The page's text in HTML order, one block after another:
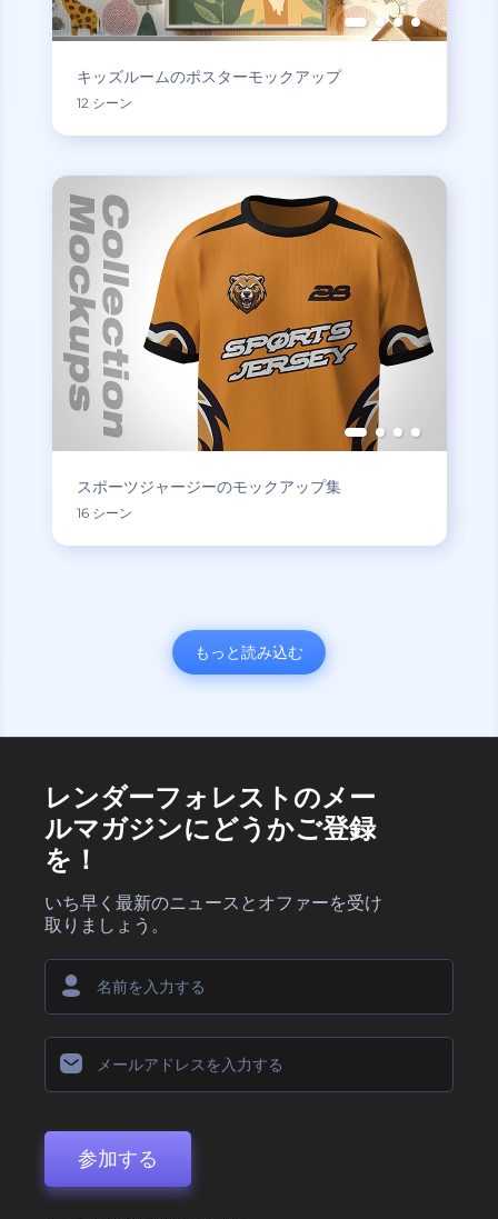
キッズルームのポスターモックアップ
12 シーン
スポーツジャージーのモックアップ集
16 シーン
もっと読み込む
レンダーフォレストのメー
ルマガジンにどうかご登録
を！
いち早く最新のニュースとオファーを受け
取りましょう。
参加する